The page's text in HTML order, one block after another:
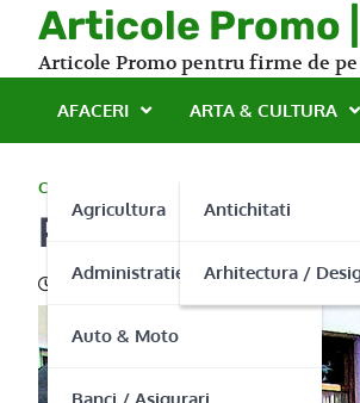
content
Articole Promo
Articole Promo pentru firme de
AFACERI
Agricultura
Administratie Publica
Auto & Moto
Banci / Asigurari
ARTA & CULTURA
Antichitati
Arhitectura /
CONSTRUCTII
Porti fier forjat
04/05/2015